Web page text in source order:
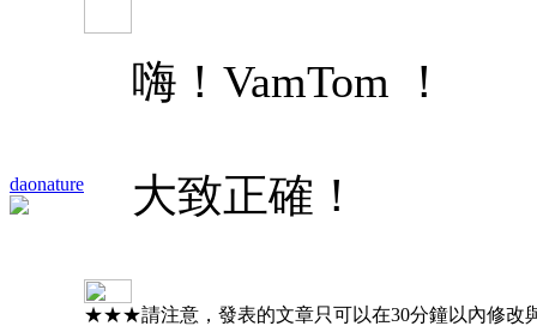
daonature
嗨！VamTom ！
大致正確！
★★★請注意，發表的文章只可以在30分鐘以內修